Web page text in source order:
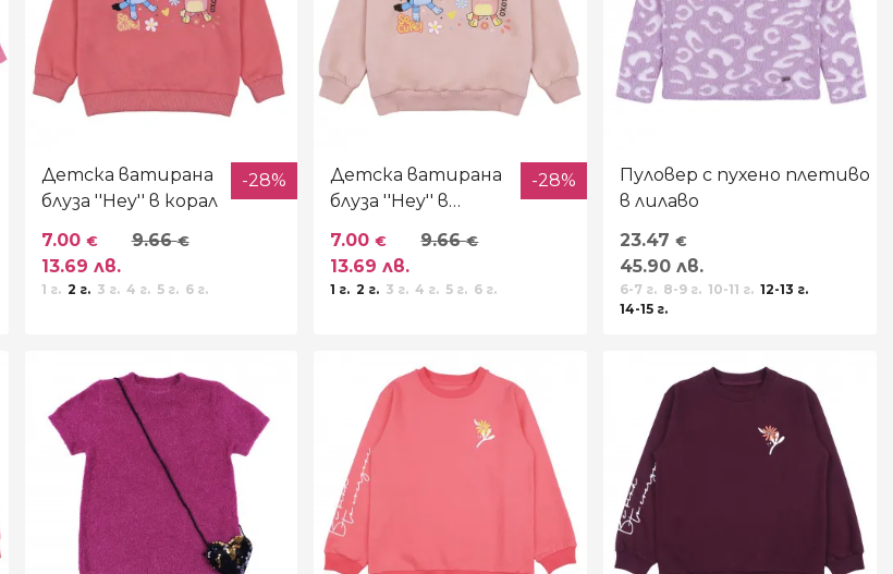
Детска ватирана
блуза ''Hey'' в корал
-28%
7.00 €
13.69 лв.
9.66€
1 г. 2 г. 3 г. 4 г. 5 г. 6 г.
Детска ватирана
блуза ''Hey'' в
-28%
7.00€
13.69 лв.
9.66€
1 г. 2 г. 3 г. 4 г. 5 г. 6 г.
Пуловер с пухено плетиво
в лилаво
23.47€
45.90 лв.
6-7 г. 8-9 г. 10-11 г. 12-13 г.
14-15 г.